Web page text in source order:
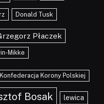
Donald Tusk
Płaczek
Mikke
Konfederacja Korony Polskiej
Bosak lewica